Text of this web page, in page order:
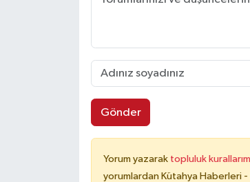
Gönder
Yorum yazarak topluluk
yorumlardan Kütahya Haberleri